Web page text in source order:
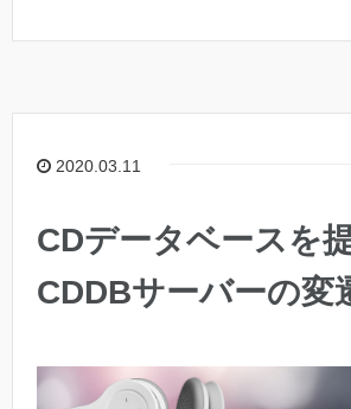
2020.03.11
CDデータベースを
CDDBサーバーの変